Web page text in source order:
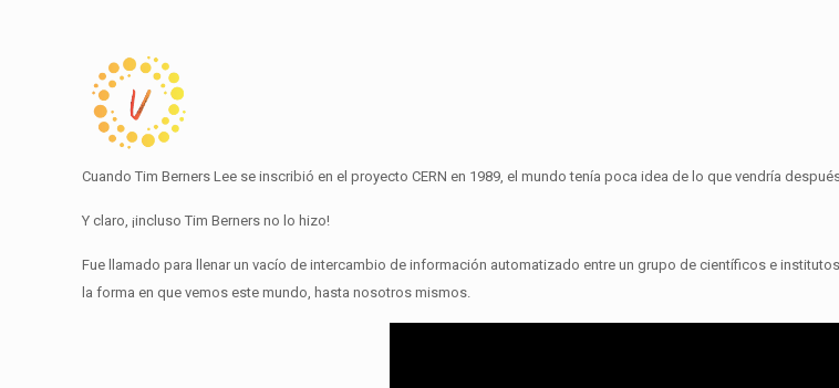
Cuando Tim Berners Lee se inscribió en el proyecto CERN en 1989, el mundo tenía poca idea de lo que vendría
Y claro, ¡incluso Tim Berners no lo hizo!
Fue llamado para llenar un vacío de intercambio de información automatizado entre un grupo de científicos e
la forma en que vemos este mundo, hasta nosotros mismos.